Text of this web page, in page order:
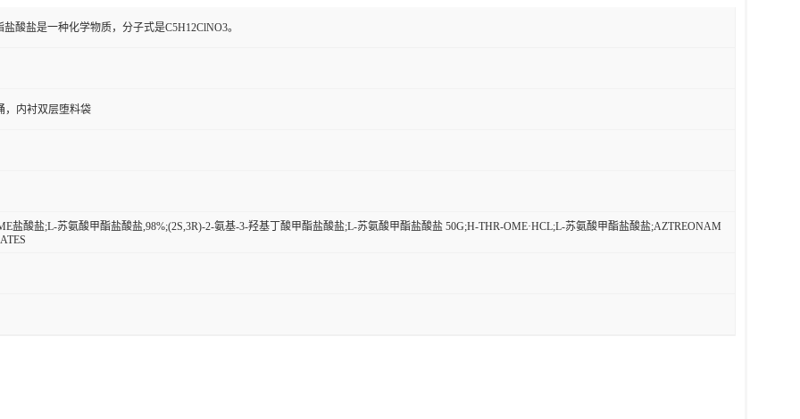
酸盐是一种化学物质，分子式是C5H12ClNO3。
，内衬双层堕料袋
盐酸盐;L-苏氨酸甲酯盐酸盐,98%;(2S,3R)-2-氨基-3-羟基丁酸甲酯盐酸盐;L-苏氨酸甲酯盐酸盐 50G;H-THR-OME·HCL;L-苏氨酸甲酯盐酸盐;AZTREONAM